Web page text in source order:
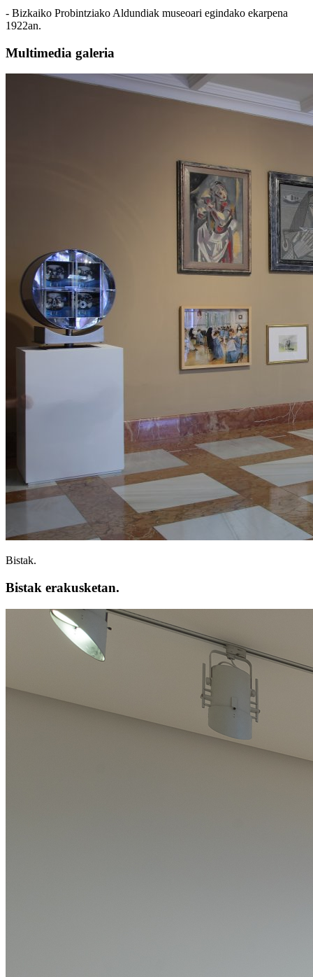
- Bizkaiko Probintziako Aldundiak museoari egindako ekarpena
1922an.
Multimedia galeria
Bistak.
Bistak erakusketan.